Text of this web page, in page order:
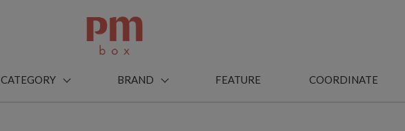
CATEGORY BRAND FEATURE COORDINATE